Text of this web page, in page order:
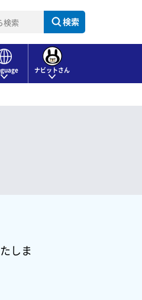
検索
ナビットさん
しま